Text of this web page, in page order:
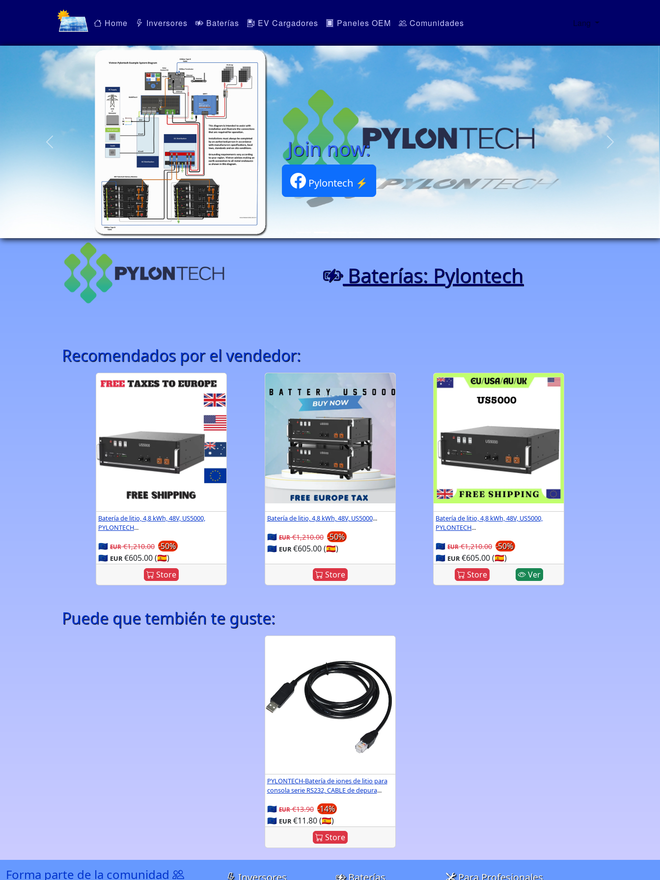
Home Inversores Baterías EV Cargadores Paneles OEM Comunidades Lang
Pylontech Portfolio ⚡
Baterías: Pylontech
Recomendados por el vendedor:
Batería de litio, 4,8 kWh, 48V, US5000,
PYLONTECH...
🇪🇺EUR€1,210.00 -50%
🇪🇺 EUR€605.00 (🇪🇸)
Store
Batería de litio, 4,8 kWh, 48V, US5000...
🇪🇺EUR€1,210.00 -50%
🇪🇺 EUR€605.00 (🇪🇸)
Store
Batería de litio, 4,8 kWh, 48V, US5000,
PYLONTECH...
🇪🇺EUR€1,210.00 -50%
🇪🇺 EUR€605.00 (🇪🇸)
Store
Ver
Puede que tembién te guste:
PYLONTECH-Batería de iones de litio para
consola serie RS232, CABLE de depura...
🇪🇺EUR€13.90 -14%
🇪🇺 EUR€11.80 (🇪🇸)
Store
Forma parte de la comunidad Inversores Baterías Para Profesionales